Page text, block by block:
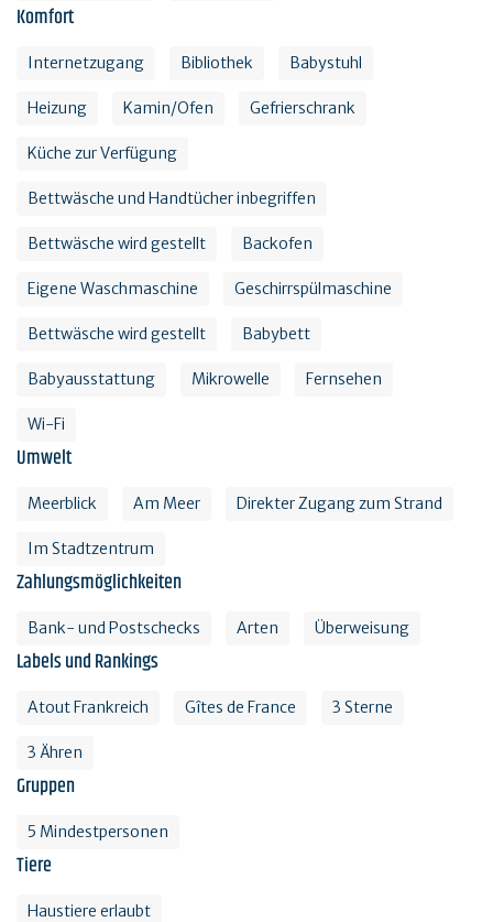
Komfort
Internetzugang Bibliothek Babystuhl
Heizung Kamin/Ofen Gefrierschrank
Küche zur Verfügung
Bettwäsche und Handtücher inbegriffen
Bettwäsche wird gestellt Backofen
Eigene Waschmaschine Geschirrspülmaschine
Bettwäsche wird gestellt Babybett
Babyausstattung Mikrowelle Fernsehen
Wi-Fi
Umwelt
Meerblick Am Meer Direkter Zugang zum Strand
Im Stadtzentrum
Zahlungsmöglichkeiten
Bank- und Postschecks Arten Überweisung
Labels und Rankings
Atout Frankreich Gîtes de France 3 Sterne
3 Ähren
Gruppen
5 Mindestpersonen
Tiere
Haustiere erlaubt